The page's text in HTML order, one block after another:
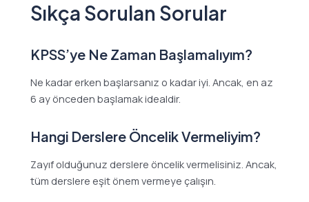
Sıkça Sorulan Sorular
KPSS’ye Ne Zaman Başlamalıyım?
Ne kadar erken başlarsanız o kadar iyi. Ancak, en az
6 ay önceden başlamak idealdir.
Hangi Derslere Öncelik Vermeliyim?
Zayıf olduğunuz derslere öncelik vermelisiniz. Ancak,
tüm derslere eşit önem vermeye çalışın.